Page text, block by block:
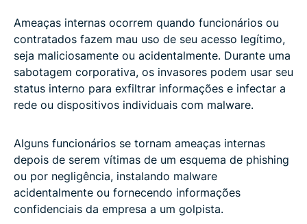
Ameaças internas ocorrem quando funcionários ou
contratados fazem mau uso de seu acesso legítimo,
seja maliciosamente ou acidentalmente. Durante uma
sabotagem corporativa, os invasores podem usar seu
status interno para exfiltrar informações e infectar a
rede ou dispositivos individuais com malware.
Alguns funcionários se tornam ameaças internas
depois de serem vítimas de um esquema de phishing
ou por negligência, instalando malware
acidentalmente ou fornecendo informações
confidenciais da empresa a um golpista.